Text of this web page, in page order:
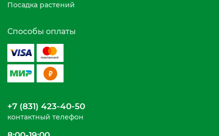
Посадка растений
Способы оплаты
+7 (831) 423-40-50
контактный телефон